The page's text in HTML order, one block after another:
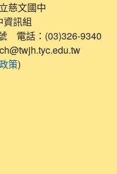
慈文國中
資訊組
電話：(03)326-9340
策)